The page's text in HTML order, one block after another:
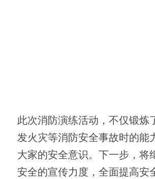
此次消防演练活动，不仅锻炼
发火灾等消防安全事故时的能
大家的安全意识。下一步，将
安全的宣传力度，全面提高安